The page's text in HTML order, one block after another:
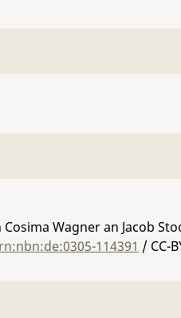
Wagner an Jacob
114391 / CC-